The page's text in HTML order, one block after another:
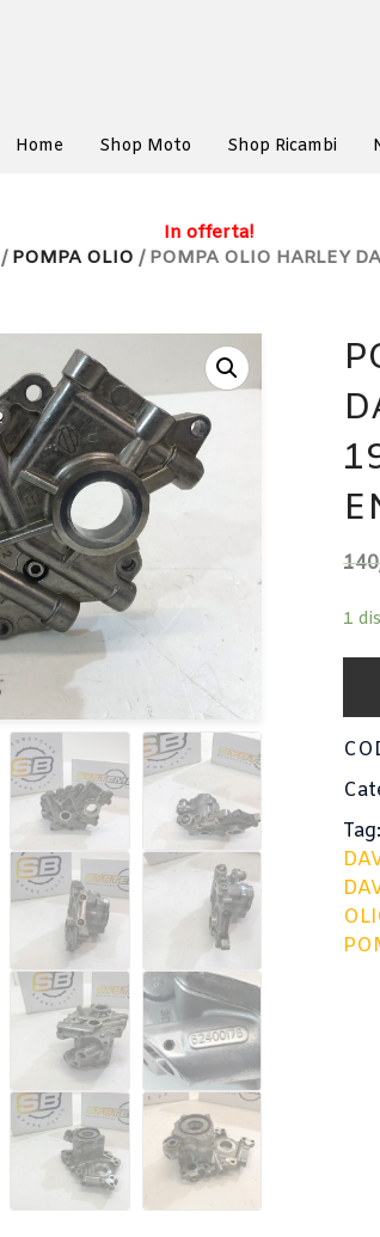
Home Shop Moto Shop Ricambi
/ POMPA OLIO / POMPA OLIO HARLEY
In offerta!
1
Tag: